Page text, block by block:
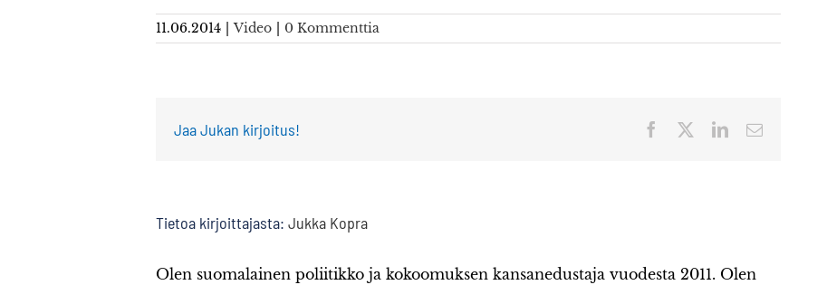
11.06.2014 Video 0 Kommenttia
Jaa Jukan kirjoitus! Facebook LinkedInSähköposti
Tietoa kirjoittajasta: Jukka Kopra
Olen suomalainen poliitikko ja kokoomuksen kansanedustaja vuodesta 2011. Olen